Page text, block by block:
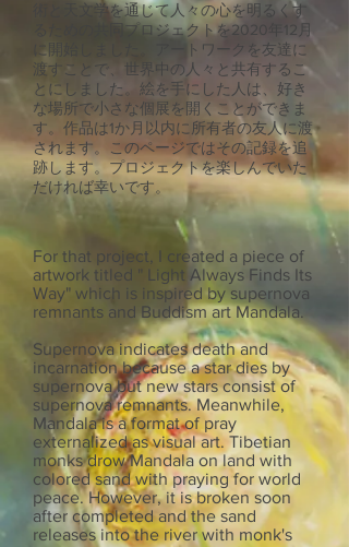
術と天文学を通じて人々の心を明るくす
るための共同プロジェクトを2020年12月
に開始しました。アートワークを友達に
渡すことで、世界中の人々と共有するこ
とにしました。絵を手にした人は、好き
な場所で小さな個展を開くことができま
す。作品は1か月以内に所有者の友人に渡
されます。このページではその記録を追
跡します。プロジェクトを楽しんでいた
だければ幸いです。
For that project, I created a piece of
artwork titled " Light Always Finds Its
Way" which is inspired by supernova
remnants and Buddism art Mandala.
Supernova indicates death and
incarnation because a star dies by
supernova but new stars consist of
supernova remnants. Meanwhile,
Mandala is a format of pray
externalized as visual art. Tibetian
monks drow Mandala on land with
colored sand with praying for world
peace. However, it is broken soon
after completed and the sand
releases into the river with monk's